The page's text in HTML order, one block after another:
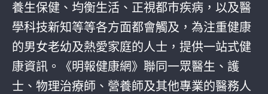
養生保健、均衡生活、正視都巿疾病，以及醫
學科技新知等等各方面都會觸及，為注重健康
的男女老幼及熱愛家庭的人士，提供一站式健
康資訊。《明報健康網》聯同一眾醫生、護
士、物理治療師、營養師及其他專業的醫務人